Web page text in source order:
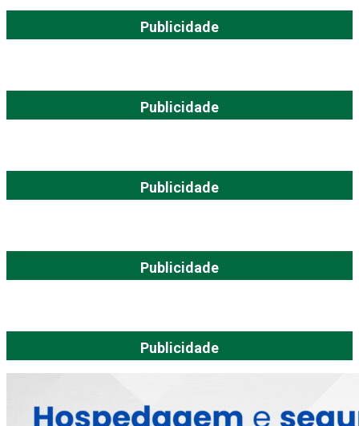
Publicidade
Publicidade
Publicidade
Publicidade
Publicidade